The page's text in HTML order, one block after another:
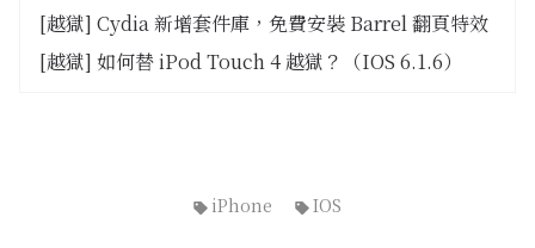
[越獄] Cydia 新增套件庫，免費安裝 Barrel 翻頁特效
[越獄] 如何替 iPod Touch 4 越獄？（IOS 6.1.6）
iPhone IOS